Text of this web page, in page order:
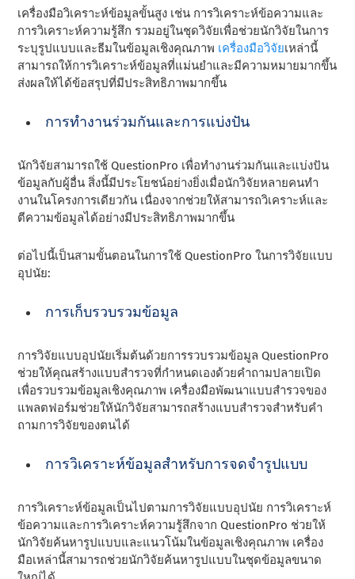
เครื่องมือวิเคราะห์ข้อมูลขั้นสูง เช่น การวิเคราะห์ข้อความและ
การวิเคราะห์ความรู้สึก รวมอยู่ในชุดวิจัยเพื่อช่วยนักวิจัยในการ
ระบุรูปแบบและธีมในข้อมูลเชิงคุณภาพ เครื่องมือวิจัยเหล่านี้
สามารถให้การวิเคราะห์ข้อมูลที่แม่นยําและมีความหมายมากขึ้น
ส่งผลให้ได้ข้อสรุปที่มีประสิทธิภาพมากขึ้น
การทํางานร่วมกันและการแบ่งปัน
นักวิจัยสามารถใช้ QuestionPro เพื่อทํางานร่วมกันและแบ่งปัน
ข้อมูลกับผู้อื่น สิ่งนี้มีประโยชน์อย่างยิ่งเมื่อนักวิจัยหลายคนทํา
งานในโครงการเดียวกัน เนื่องจากช่วยให้สามารถวิเคราะห์และ
ตีความข้อมูลได้อย่างมีประสิทธิภาพมากขึ้น
ต่อไปนี้เป็นสามขั้นตอนในการใช้ QuestionPro ในการวิจัยแบบ
อุปนัย:
การเก็บรวบรวมข้อมูล
การวิจัยแบบอุปนัยเริ่มต้นด้วยการรวบรวมข้อมูล QuestionPro
ช่วยให้คุณสร้างแบบสํารวจที่กําหนดเองด้วยคําถามปลายเปิด
เพื่อรวบรวมข้อมูลเชิงคุณภาพ เครื่องมือพัฒนาแบบสํารวจของ
แพลตฟอร์มช่วยให้นักวิจัยสามารถสร้างแบบสํารวจสําหรับคํา
ถามการวิจัยของตนได้
การวิเคราะห์ข้อมูลสําหรับการจดจํารูปแบบ
การวิเคราะห์ข้อมูลเป็นไปตามการวิจัยแบบอุปนัย การวิเคราะห์
ข้อความและการวิเคราะห์ความรู้สึกจาก QuestionPro ช่วยให้
นักวิจัยค้นหารูปแบบและแนวโน้มในข้อมูลเชิงคุณภาพ เครื่อง
มือเหล่านี้สามารถช่วยนักวิจัยค้นหารูปแบบในชุดข้อมูลขนาด